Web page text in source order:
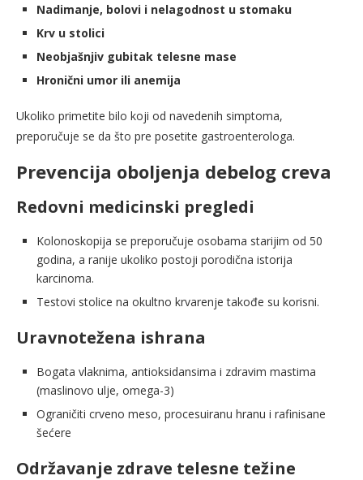
Nadimanje, bolovi i nelagodnost u stomaku
Krv u stolici
Neobjašnjiv gubitak telesne mase
Hronični umor ili anemija
Ukoliko primetite bilo koji od navedenih simptoma,
preporučuje se da što pre posetite gastroenterologa.
Prevencija oboljenja debelog creva
Redovni medicinski pregledi
Kolonoskopija se preporučuje osobama starijim od 50
godina, a ranije ukoliko postoji porodična istorija
karcinoma.
Testovi stolice na okultno krvarenje takođe su korisni.
Uravnotežena ishrana
Bogata vlaknima, antioksidansima i zdravim mastima
(maslinovo ulje, omega-3)
Ograničiti crveno meso, procesuiranu hranu i rafinisane
šećere
Održavanje zdrave telesne težine